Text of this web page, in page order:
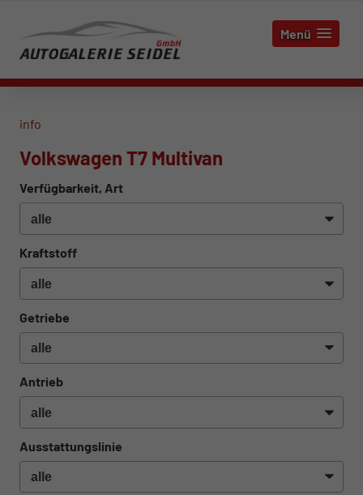
Menü
info
Volkswagen T7 Multivan
Verfügbarkeit, Art
Kraftstoff
Getriebe
Antrieb
Ausstattungslinie